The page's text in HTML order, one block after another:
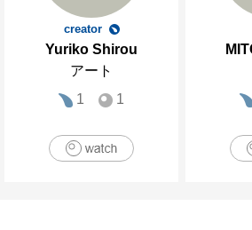
creator
Yuriko Shirou
アート
1
1